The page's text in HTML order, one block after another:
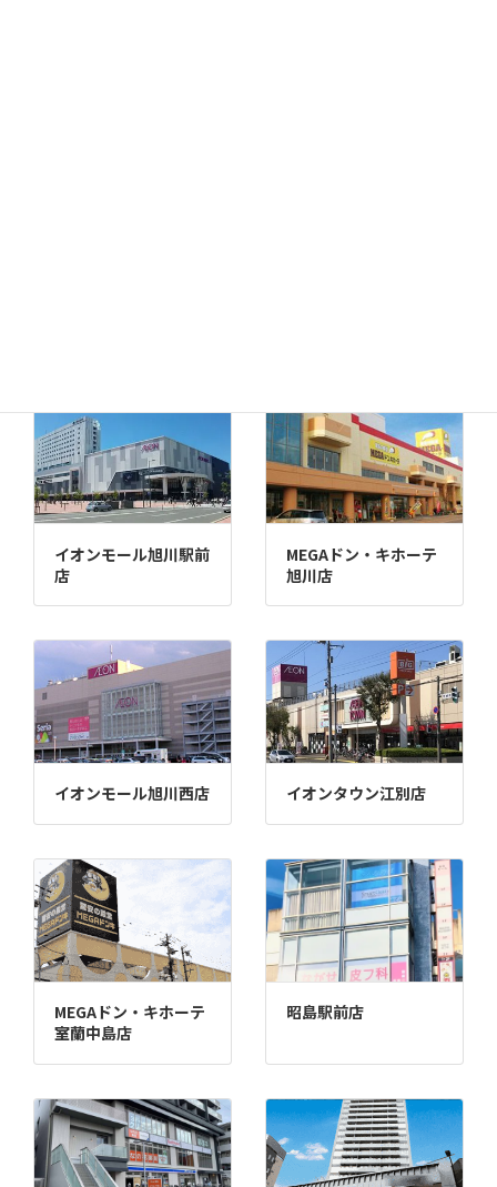
イオンモール旭川駅前
店
MEGAドン・キホーテ
旭川店
イオンモール旭川西店 イオンタウン江別店
MEGAドン・キホーテ
室蘭中島店
昭島駅前店